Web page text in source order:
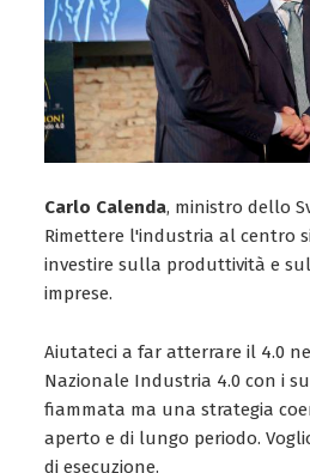
Carlo Calenda, ministro dello
Rimettere l'industria al centro
investire sulla produttività e
imprese.
Aiutateci a far atterrare il 4.0
Nazionale Industria 4.0 con i
fiammata ma una strategia
aperto e di lungo periodo.
di esecuzione.